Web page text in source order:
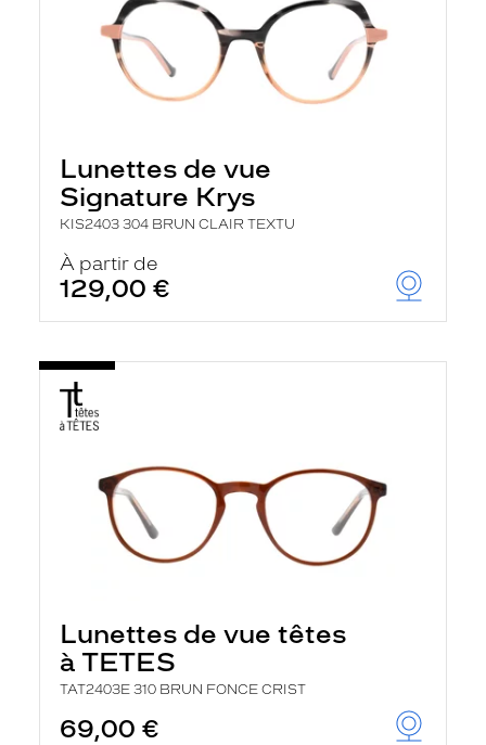
Lunettes de vue
Signature Krys
KIS2403 304 BRUN CLAIR TEXTU
À partir de
129,00 €
Lunettes de vue têtes
à TETES
TAT2403E 310 BRUN FONCE CRIST
69,00 €